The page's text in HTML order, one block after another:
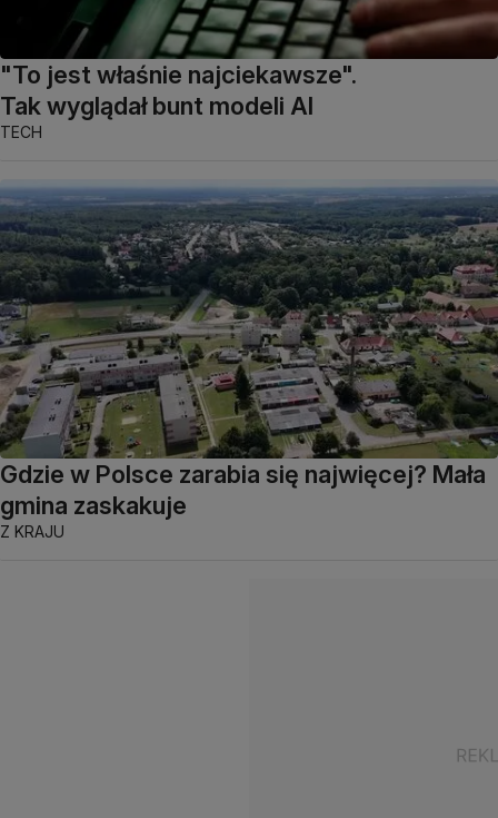
"To jest właśnie najciekawsze".
Tak wyglądał bunt modeli AI
TECH
Gdzie w Polsce zarabia się najwięcej? Mała
gmina zaskakuje
Z KRAJU